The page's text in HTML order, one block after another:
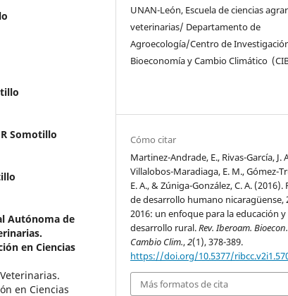
Somotillo
Autónoma de
en Ciencias
en Ciencias
UNAN-León, Escuela de ciencias
veterinarias/ Departamento de
Agroecología/Centro de
Bioeconomía y Cambio Climático
Cómo citar
Martinez-Andrade, E., Rivas-García, J.
Villalobos-Maradiaga, E. M., Gómez-
E. A., & Zúniga-González, C. A. (2016).
de desarrollo humano nicaragüense,
2016: un enfoque para la educación y
desarrollo rural.Rev. Iberoam. Bioecon.
Cambio Clim.,2(1), 378-389.
https://doi.org/10.5377/
Más formatos de cita